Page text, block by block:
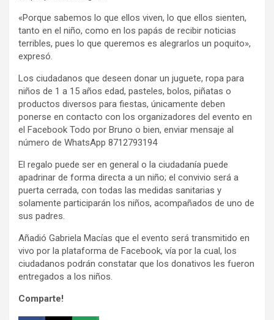
«Porque sabemos lo que ellos viven, lo que ellos sienten,
tanto en el niño, como en los papás de recibir noticias
terribles, pues lo que queremos es alegrarlos un poquito»,
expresó.
Los ciudadanos que deseen donar un juguete, ropa para
niños de 1 a 15 años edad, pasteles, bolos, piñatas o
productos diversos para fiestas, únicamente deben
ponerse en contacto con los organizadores del evento en
el Facebook Todo por Bruno o bien, enviar mensaje al
número de WhatsApp 8712793194
El regalo puede ser en general o la ciudadanía puede
apadrinar de forma directa a un niño; el convivio será a
puerta cerrada, con todas las medidas sanitarias y
solamente participarán los niños, acompañados de uno de
sus padres.
Añadió Gabriela Macías que el evento será transmitido en
vivo por la plataforma de Facebook, vía por la cual, los
ciudadanos podrán constatar que los donativos les fueron
entregados a los niños.
Comparte!